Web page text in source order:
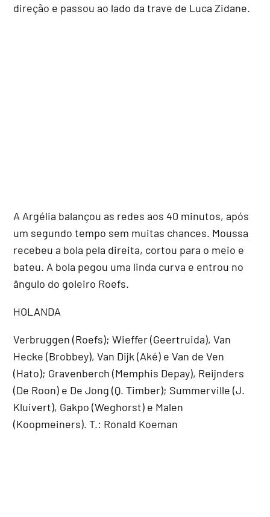
direção e passou ao lado da trave de Luca Zidane.
A Argélia balançou as redes aos 40 minutos, após
um segundo tempo sem muitas chances. Moussa
recebeu a bola pela direita, cortou para o meio e
bateu. A bola pegou uma linda curva e entrou no
ângulo do goleiro Roefs.
HOLANDA
Verbruggen (Roefs); Wieffer (Geertruida), Van
Hecke (Brobbey), Van Dijk (Aké) e Van de Ven
(Hato); Gravenberch (Memphis Depay), Reijnders
(De Roon) e De Jong (Q. Timber); Summerville (J.
Kluivert), Gakpo (Weghorst) e Malen
(Koopmeiners). T.: Ronald Koeman